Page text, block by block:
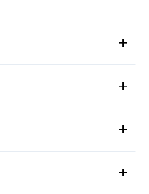
+
+
+
+